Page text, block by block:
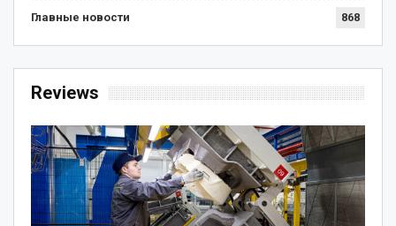
Главные новости 868
Reviews